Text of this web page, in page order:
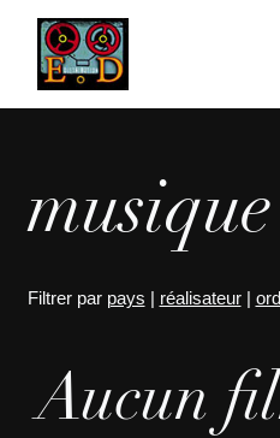
Filtrer par pays | réalisateur|
Aucun